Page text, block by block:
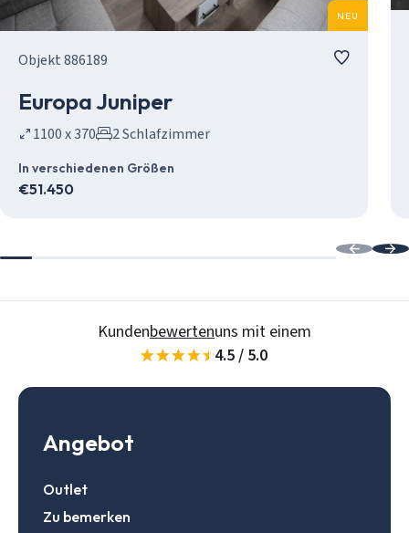
NEU
Objekt 886189
Europa Juniper
1100 x 370 2 Schlafzimmer
In verschiedenen Größen
€51.450
Kundenbewertenuns mit einem
4.5 / 5.0
Angebot
Outlet
Zu bemerken